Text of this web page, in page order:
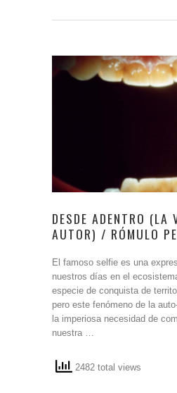
DESDE ADENTRO (LA
AUTOR) / RÓMULO
El famoso selfie es una
nuestros días en el
especie de conquista de
pero este fenómeno de la
la imperiosa necesidad de
nuestra …
2482 total views